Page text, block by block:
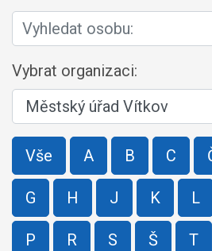
Vyhledat osobu:
Vybrat organizaci:
Vše A B C
G H J K L
P R S Š T